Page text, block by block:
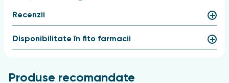
carbohidrații în exces din alimente,
fibrele alimentare
sânge, contribuie la normalizarea nivelului de zahăr,
Recenzii
Disponibilitate în fito farmacii
Produse recomandate